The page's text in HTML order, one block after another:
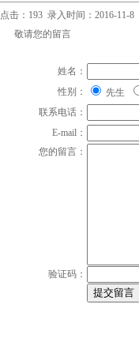
点击：193 录入时间：2016-11-8
敬请您的留言
姓名：
性别：
先生
联系电话：
E-mail：
您的留言：
验证码：